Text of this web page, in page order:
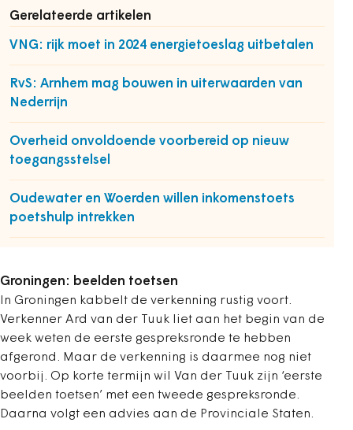
Gerelateerde artikelen
VNG: rijk moet in 2024 energietoeslag uitbetalen
RvS: Arnhem mag bouwen in uiterwaarden van
Nederrijn
Overheid onvoldoende voorbereid op nieuw
toegangsstelsel
Oudewater en Woerden willen inkomenstoets
poetshulp intrekken
Groningen: beelden toetsen
In Groningen kabbelt de verkenning rustig voort.
Verkenner Ard van der Tuuk liet aan het begin van de
week weten de eerste gespreksronde te hebben
afgerond. Maar de verkenning is daarmee nog niet
voorbij. Op korte termijn wil Van der Tuuk zijn ‘eerste
beelden toetsen’ met een tweede gespreksronde.
Daarna volgt een advies aan de Provinciale Staten.